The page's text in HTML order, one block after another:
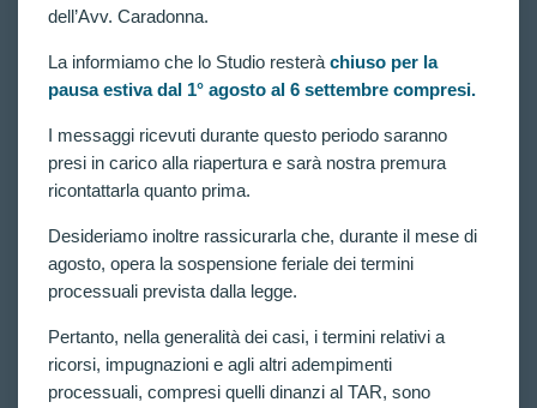
dell’Avv. Caradonna.
La informiamo che lo Studio resterà chiuso per la
pausa estiva dal 1° agosto al 6 settembre compresi.
I messaggi ricevuti durante questo periodo saranno
presi in carico alla riapertura e sarà nostra premura
ricontattarla quanto prima.
Desideriamo inoltre rassicurarla che, durante il mese di
agosto, opera la sospensione feriale dei termini
processuali prevista dalla legge.
Pertanto, nella generalità dei casi, i termini relativi a
ricorsi, impugnazioni e agli altri adempimenti
processuali, compresi quelli dinanzi al TAR, sono
concorso 4918 allievi carabinieri: Nuovo
accoglimento al tar lazio. Ordinata Verificazione
Medica per Candidato Escluso per “note d’Ansia da
Prestazione”
Concorso per 4918 allievi carabinieri: il Tribunale
Amministrativo Regionale per il Lazio ha emesso
una significativa ordinanza che rappresenta un
ulteriore successo nell’ambito dei contenziosi relativi
candidato escluso per note d’ansia da prestazione.
CLAUDIA CARADONNA FEBBRAIO 12, 2026